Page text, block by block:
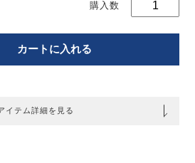
個
カートに入れる
イテム詳細を見る